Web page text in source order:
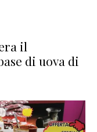
il
di uova di